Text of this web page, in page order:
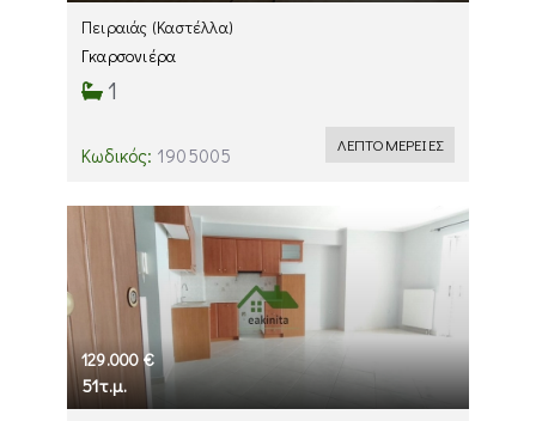
Πειραιάς (Καστέλλα)
Γκαρσονιέρα
1
Κωδικός: 1905005 ΛΕΠΤΟΜΕΡΕΙΕΣ
129.000 €
51τ.μ.